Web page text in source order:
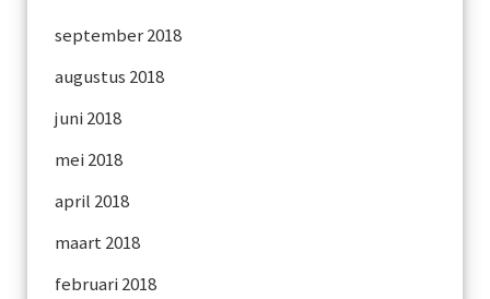
september 2018
augustus 2018
juni 2018
mei 2018
april 2018
maart 2018
februari 2018